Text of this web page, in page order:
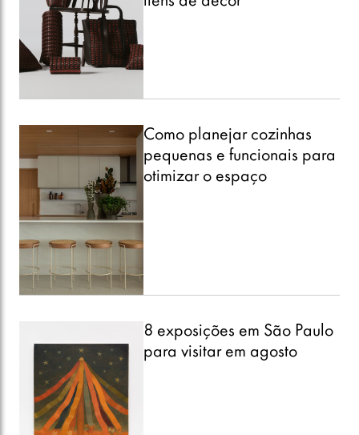
Como planejar cozinhas
pequenas e funcionais para
otimizar o espaço
8 exposições em São Paulo
para visitar em agosto